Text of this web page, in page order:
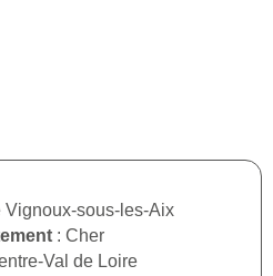
Vignoux-sous-les-Aix
: Cher
Val de Loire